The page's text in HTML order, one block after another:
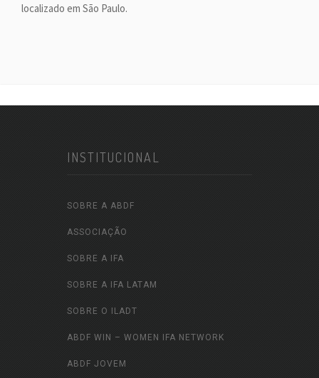
localizado em São Paulo.
INSTITUCIONAL
SOBRE A ABDF
ASSOCIAÇÃO
SOBRE A IFA
SOBRE A IFA LATAM
SOBRE O ILADT
ABDF WIN – WOMEN IFA NETWORK
ABDF JOVEM